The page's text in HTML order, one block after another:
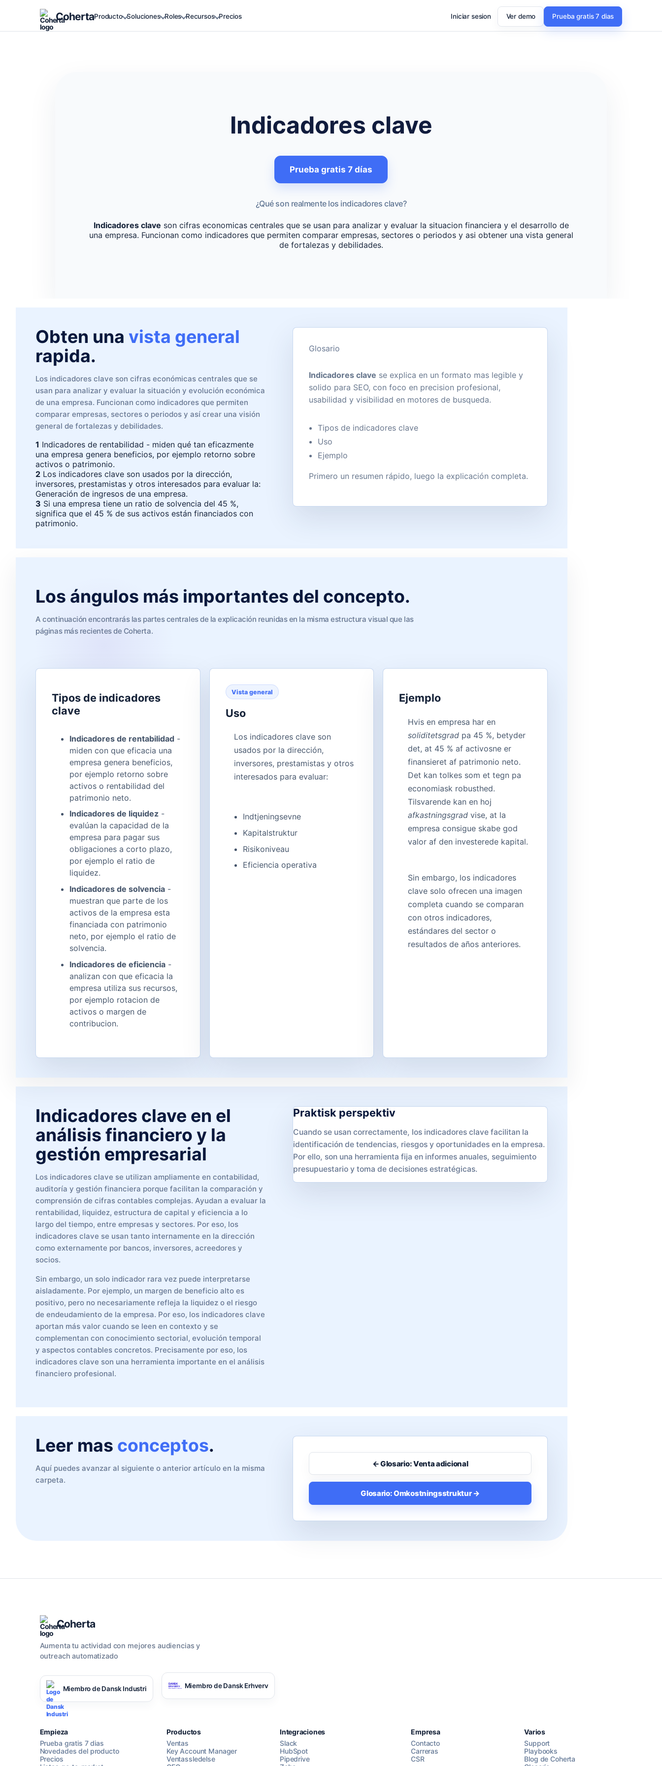
CohertaProducto Soluciones Roles Recursos Precios Iniciar sesion Ver demo Prueba gratis 7 dias
Indicadores clave
Prueba gratis 7 días
¿Qué son realmente los indicadores clave?
Indicadores clave son cifras economicas centrales que se usan para analizar y evaluar la situacion financiera y el desarrollo de
una empresa. Funcionan como indicadores que permiten comparar empresas, sectores o periodos y asi obtener una vista general
de fortalezas y debilidades.
Obten unavista general
rapida.
Los indicadores clave son cifras económicas centrales que se
usan para analizar y evaluar la situación y evolución económica
de una empresa. Funcionan como indicadores que permiten
comparar empresas, sectores o periodos y así crear una visión
general de fortalezas y debilidades.
1 Indicadores de rentabilidad - miden qué tan eficazmente
una empresa genera beneficios, por ejemplo retorno sobre
activos o patrimonio.
2 Los indicadores clave son usados por la dirección,
inversores, prestamistas y otros interesados para evaluar la:
Generación de ingresos de una empresa.
3 Si una empresa tiene un ratio de solvencia del 45 %,
significa que el 45 % de sus activos están financiados con
patrimonio.
Glosario
Indicadores clave se explica en un formato mas legible y
solido para SEO, con foco en precision profesional,
usabilidad y visibilidad en motores de busqueda.
Tipos de indicadores clave
Uso
Ejemplo
Primero un resumen rápido, luego la explicación completa.
Los ángulos más importantes del concepto.
A continuación encontrarás las partes centrales de la explicación reunidas en la misma estructura visual que las
páginas más recientes de Coherta.
Tipos de indicadores
clave
Indicadores de rentabilidad -
miden con que eficacia una
empresa genera beneficios,
por ejemplo retorno sobre
activos o rentabilidad del
patrimonio neto.
Indicadores de liquidez-
evalúan la capacidad de la
empresa para pagar sus
obligaciones a corto plazo,
por ejemplo el ratio de
liquidez.
Indicadores de solvencia-
muestran que parte de los
activos de la empresa esta
financiada con patrimonio
neto, por ejemplo el ratio de
solvencia.
Indicadores de eficiencia-
analizan con que eficacia la
empresa utiliza sus recursos,
por ejemplo rotacion de
activos o margen de
contribucion.
Vista general
Uso
Los indicadores clave son
usados por la dirección,
inversores, prestamistas y otros
interesados para evaluar:
Indtjeningsevne
Kapitalstruktur
Risikoniveau
Eficiencia operativa
Ejemplo
Hvis en empresa har en
soliditetsgradpa 45 %, betyder
det, at 45 % af activosne er
finansieret af patrimonio neto.
Det kan tolkes som et tegn pa
economiask robusthed.
Tilsvarende kan en hoj
afkastningsgradvise, at la
empresa consigue skabe god
valor af den investerede kapital.
Sin embargo, los indicadores
clave solo ofrecen una imagen
completa cuando se comparan
con otros indicadores,
estándares del sector o
resultados de años anteriores.
Indicadores clave en el
análisis financiero y la
gestión empresarial
Los indicadores clave se utilizan ampliamente en contabilidad,
auditoría y gestión financiera porque facilitan la comparación y
comprensión de cifras contables complejas. Ayudan a evaluar la
rentabilidad, liquidez, estructura de capital y eficiencia a lo
largo del tiempo, entre empresas y sectores. Por eso, los
indicadores clave se usan tanto internamente en la dirección
como externamente por bancos, inversores, acreedores y
socios.
Sin embargo, un solo indicador rara vez puede interpretarse
aisladamente. Por ejemplo, un margen de beneficio alto es
positivo, pero no necesariamente refleja la liquidez o el riesgo
de endeudamiento de la empresa. Por eso, los indicadores clave
aportan más valor cuando se leen en contexto y se
complementan con conocimiento sectorial, evolución temporal
y aspectos contables concretos. Precisamente por eso, los
indicadores clave son una herramienta importante en el análisis
financiero profesional.
Praktisk perspektiv
Cuando se usan correctamente, los indicadores clave facilitan la
identificación de tendencias, riesgos y oportunidades en la empresa.
Por ello, son una herramienta fija en informes anuales, seguimiento
presupuestario y toma de decisiones estratégicas.
Leer mas conceptos.
Aquí puedes avanzar al siguiente o anterior artículo en la misma
carpeta.
← Glosario: Venta adicional
Glosario: Omkostningsstruktur →
AI Campaign Assist Chat with us
Coherta
Aumenta tu actividad con mejores audiencias y
outreach automatizado
Miembro de Dansk Industri Miembro de Dansk Erhverv
Empieza
Prueba gratis 7 dias
Novedades del producto
Precios
Productos
Ventas
Key Account Manager
Ventassledelse
Integraciones
Slack
HubSpot
Pipedrive
Empresa
Contacto
Carreras
CSR
Varios
Support
Playbooks
Blog de Coherta